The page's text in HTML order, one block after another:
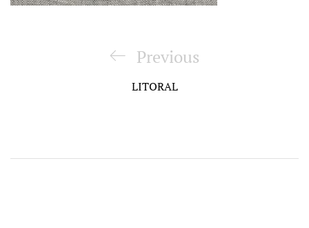
Previous
Post
Previous
LITORAL